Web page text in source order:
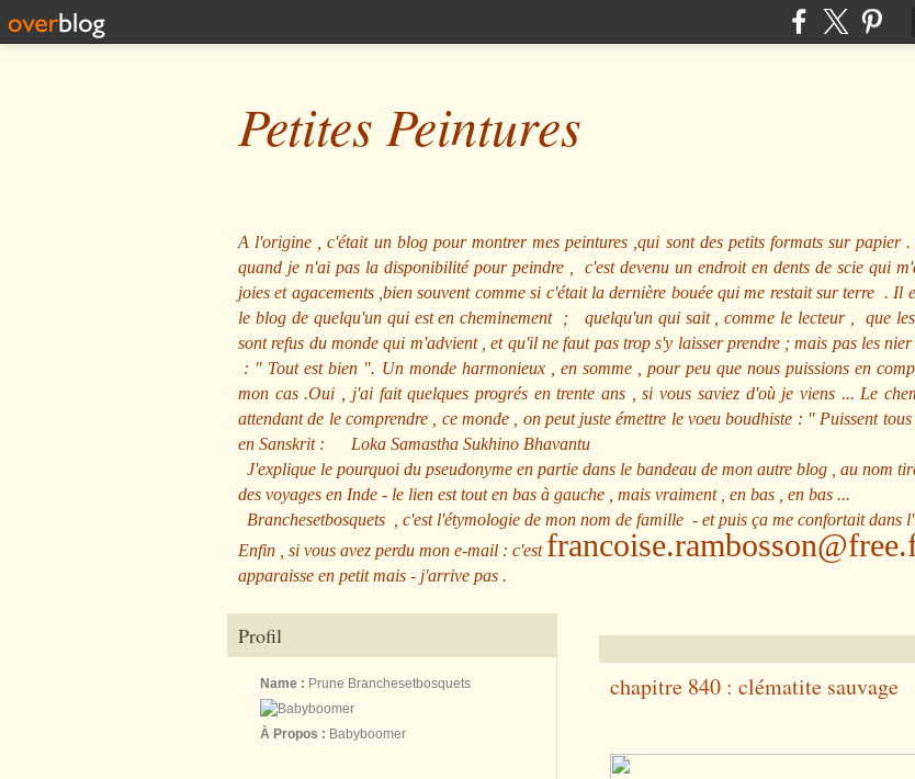
Petites Peintures
A l'origine , c'était un blog pour montrer mes peintures ,qui sont des petits formats sur papier
quand je n'ai pas la disponibilité pour peindre , c'est devenu un endroit en dents de scie qui
joies et agacements ,bien souvent comme si c'était la dernière bouée qui me restait sur terre . Il
le blog de quelqu'un qui est en cheminement ; quelqu'un qui sait , comme le lecteur , que les
sont refus du monde qui m'advient , et qu'il ne faut pas trop s'y laisser prendre ; mais pas les
: " Tout est bien ". Un monde harmonieux , en somme , pour peu que nous puissions en
mon cas .Oui , j'ai fait quelques progrés en trente ans , si vous saviez d'où je viens ... Le
attendant de le comprendre , ce monde , on peut juste émettre le voeu boudhiste : " Puissent
en Sanskrit : Loka Samastha Sukhino Bhavantu
J'explique le pourquoi du pseudonyme en partie dans le bandeau de mon autre blog , au nom
des voyages en Inde - le lien est tout en bas à gauche , mais vraiment , en bas , en bas ...
Branchesetbosquets
, c'est l'étymologie de mon nom de famille - et puis ça me confortait dans
Enfin , si vous avez perdu mon e-mail : c'est
apparaisse en petit mais - j'arrive pas .
Profil
Name : Prune Branchesetbosquets
À Propos : Babyboomer
chapitre 840 : clématite sauvage